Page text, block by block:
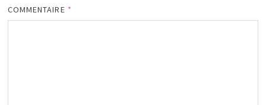
COMMENTAIRE *